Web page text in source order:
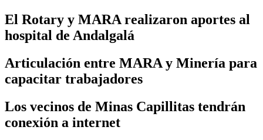
El Rotary y MARA realizaron aportes al
hospital de Andalgalá
Articulación entre MARA y Minería para
capacitar trabajadores
Los vecinos de Minas Capillitas tendrán
conexión a internet